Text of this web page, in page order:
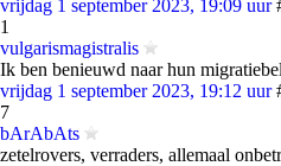
vrijdag 1 september 2023, 19:09 uur
1
vulgarismagistralis
Ik ben benieuwd naar hun
vrijdag 1 september 2023, 19:12 uur
7
bArAbAts
zetelrovers, verraders, allemaal